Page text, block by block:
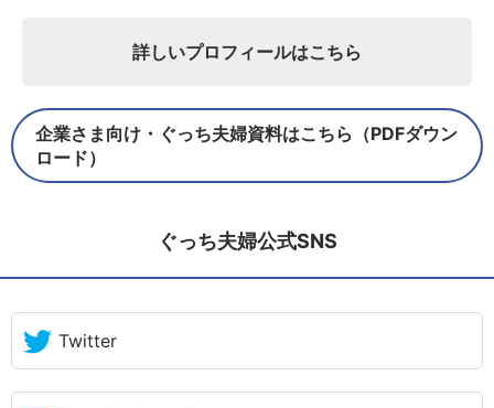
詳しいプロフィールはこちら
企業さま向け・ぐっち夫婦資料はこちら（PDFダウン
ロード）
ぐっち夫婦公式SNS
Twitter